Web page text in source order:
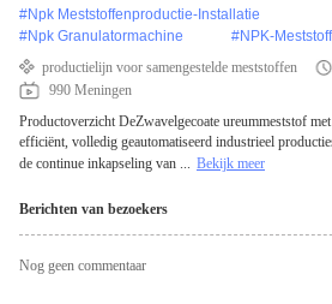
#Npk Meststoffenproductie-Installatie
#Npk Granulatormachine #NPK-
productielijn voor samengestelde meststoffen
990 Meningen
Productoverzicht DeZwavelgecoate ureummeststof
efficiënt, volledig geautomatiseerd industrieel
de continue inkapseling van ... Bekijk meer
Berichten van bezoekers
Nog geen commentaar